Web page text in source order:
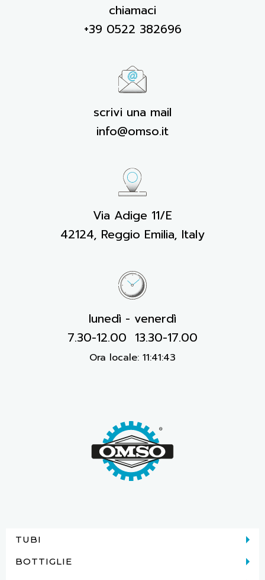
chiamaci
+39 0522 382696
scrivi una mail
info@omso.it
Via Adige 11/E
42124, Reggio Emilia, Italy
lunedì - venerdì
7.30-12.00 13.30-17.00
Ora locale: 11:41:44
TUBI
BOTTIGLIE